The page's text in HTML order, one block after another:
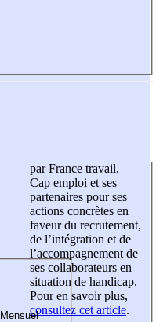
par France travail,
Cap emploi et ses
partenaires pour ses
actions concrètes en
faveur du recrutement,
de l’intégration et de
l’accompagnement de
ses collaborateurs en
situation de handicap.
Pour en savoir plus,
consultez cet article.